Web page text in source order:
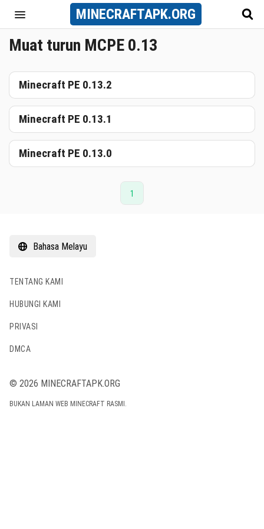
MINECRAFTAPK.ORG
Muat turun MCPE 0.13
Minecraft PE 0.13.2
Minecraft PE 0.13.1
Minecraft PE 0.13.0
1
Bahasa Melayu
TENTANG KAMI
HUBUNGI KAMI
PRIVASI
DMCA
© 2026 MINECRAFTAPK.ORG
BUKAN LAMAN WEB MINECRAFT RASMI.